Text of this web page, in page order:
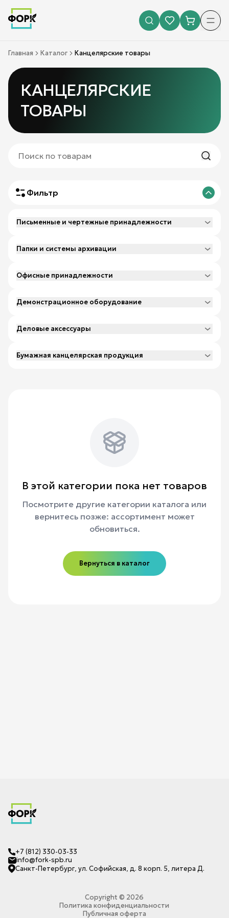
Главная Каталог Канцелярские товары
КАНЦЕЛЯРСКИЕ
ТОВАРЫ
Фильтр
Письменные и чертежные принадлежности
Папки и системы архивации
Офисные принадлежности
Демонстрационное оборудование
Деловые аксессуары
Бумажная канцелярская продукция
В этой категории пока нет товаров
Посмотрите другие категории каталога или
вернитесь позже: ассортимент может
обновиться.
Вернуться в каталог
+7 (812) 330-03-33
info@fork-spb.ru
Санкт-Петербург, ул. Софийская, д. 8 корп. 5, литера Д.
Copyright © 2026
Политика конфиденциальности
Публичная оферта